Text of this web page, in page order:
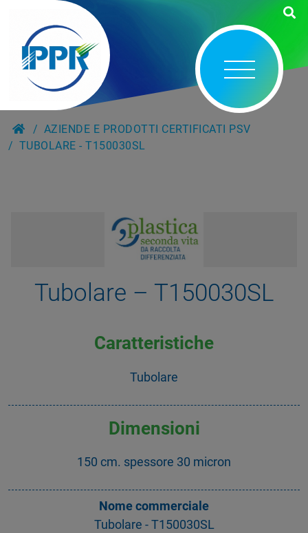
AZIENDE E PRODOTTI CERTIFICATI PSV
TUBOLARE - T150030SL
Tubolare – T150030SL
Caratteristiche
Tubolare
Dimensioni
150 cm. spessore 30 micron
Nome commerciale
Tubolare - T150030SL